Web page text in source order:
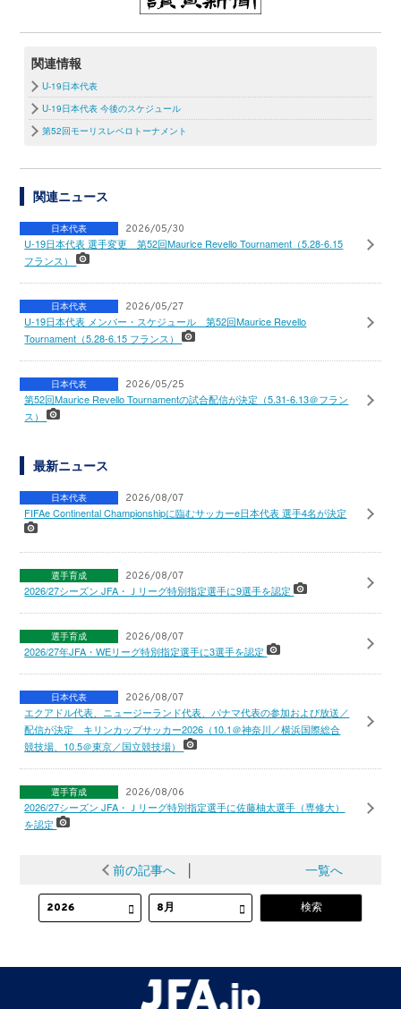
関連情報
U-19日本代表
U-19日本代表 今後のスケジュール
第52回モーリスレベロトーナメント
関連ニュース
日本代表 2026/05/30
U-19日本代表 選手変更 第52回Maurice Revello Tournament（5.28-6.15
フランス）
日本代表 2026/05/27
U-19日本代表 メンバー・スケジュール 第52回Maurice Revello
Tournament（5.28-6.15 フランス）
日本代表 2026/05/25
第52回Maurice Revello Tournamentの試合配信が決定（5.31-6.13＠フラン
ス）
最新ニュース
日本代表 2026/08/07
FIFAe Continental Championshipに臨むサッカーe日本代表 選手4名が決定
選手育成 2026/08/07
2026/27シーズン JFA・Ｊリーグ特別指定選手に9選手を認定
選手育成 2026/08/07
2026/27年JFA・WEリーグ特別指定選手に3選手を認定
日本代表 2026/08/07
エクアドル代表、ニュージーランド代表、パナマ代表の参加および放送／
配信が決定 キリンカップサッカー2026（10.1＠神奈川／横浜国際総合
競技場、10.5＠東京／国立競技場）
選手育成 2026/08/06
2026/27シーズン JFA・Ｊリーグ特別指定選手に佐藤柚太選手（専修大）
を認定
前の記事へ│ 一覧へ